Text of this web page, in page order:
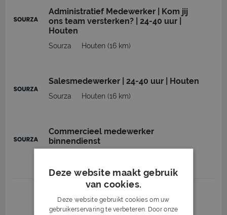
Administratief Medewerker | Kom jij
ons team versterken? | 24-40 uur |
Houten
Sourza Houten (16 km)
Salesmedewerker | 24-40 uur | Houten
Sourza Houten (16 km)
Commercieel medewerker
binnendienst
1 2 3 Volgende >
Deze website maakt gebruik
van cookies.
Deze website gebruikt cookies om uw
gebruikerservaring te verbeteren. Door onze